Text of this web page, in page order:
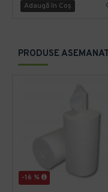
Adaugă în Coş
PRODUSE
-16 %